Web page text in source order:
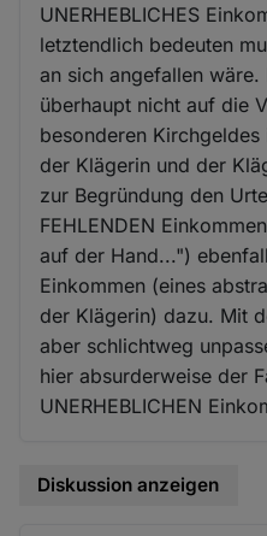
UNERHEBLICHES
letztendlich bedeuten
an sich angefallen
überhaupt nicht auf die
besonderen
der Klägerin und der
zur Begründung den
FEHLENDEN
auf der Hand...")
Einkommen (eines
der Klägerin) dazu. Mit
aber schlichtweg
hier absurderweise der
UNERHEBLICHEN
Diskussion anzeigen